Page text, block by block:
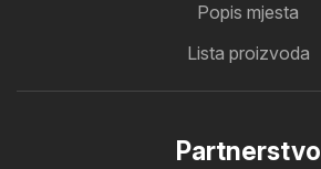
Popis mjesta
Lista proizvoda
Partnerstvo